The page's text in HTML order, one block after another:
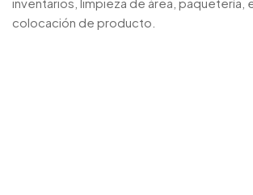
colocación de producto.